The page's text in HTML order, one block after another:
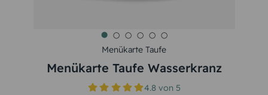
Menükarte Taufe
Menükarte Taufe Wasserkranz
4.8 von5